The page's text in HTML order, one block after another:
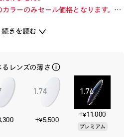
カラーのみセール価格となります。カ
プで価格が異なる場合があります。
抜群のボールドタイプのクラシックフ
ォックスタイプのフロントデザイン。
いアセテート素材と、5枚丁番や芯金
続きを読む
るレンズの薄さ
+¥5,500
+¥11,000
プレミアム